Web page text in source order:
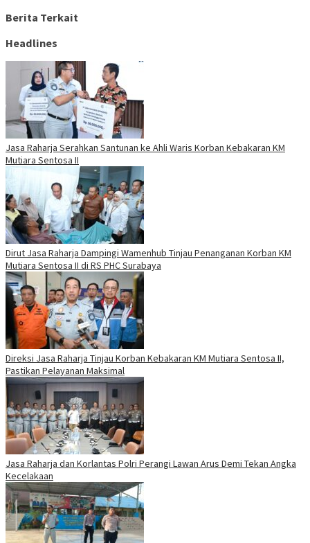
Berita Terkait
Headlines
Jasa Raharja Serahkan Santunan ke Ahli Waris Korban Kebakaran KM
Mutiara Sentosa II
Dirut Jasa Raharja Dampingi Wamenhub Tinjau Penanganan Korban KM
Mutiara Sentosa II di RS PHC Surabaya
Direksi Jasa Raharja Tinjau Korban Kebakaran KM Mutiara Sentosa II,
Pastikan Pelayanan Maksimal
Jasa Raharja dan Korlantas Polri Perangi Lawan Arus Demi Tekan Angka
Kecelakaan